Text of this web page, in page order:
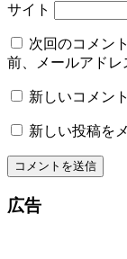
サイト
次回のコメン
前、メールアドレ
新しいコメン
新しい投稿を
広告